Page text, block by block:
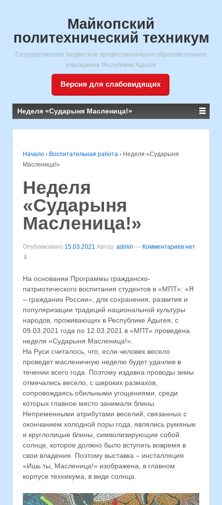
Майкопский
политехнический техникум
Государственное бюджетное профессиональное образовательное
учреждение Республики Адыгея
Версия для слабовидящих
Неделя «Сударыня Масленица!»
Начало › Воспитательная работа › Неделя «Сударыня
Масленица!»
Неделя
«Сударыня
Масленица!»
Опубликовано 15.03.2021 Автор: admin — Комментариев нет
⇩
На основании Программы гражданско-
патриотического воспитания студентов в «МПТ»: «Я
– гражданин России», для сохранения, развития и
популяризации традиций национальной культуры
народов, проживающих в Республике Адыгея, с
09.03.2021 года по 12.03.2021 в «МПТ» проведена
неделя «Сударыня Масленица!».
На Руси считалось, что, если человек весело
проведет масленичную неделю будет удачлив в
течении всего года. Поэтому издавна проводы зимы
отмечались весело, с широких размахов,
сопровождаясь обильными угощениями, среди
которых главное место занимали блины.
Непременными атрибутами веселий, связанных с
окончанием холодной поры года, являлись румяные
и круглолицые блины, символизирующие собой
солнце, которое должно было вступить вовремя в
свои владения. Поэтому выставка – инсталляция
«Ишь ты, Масленица!» изображена, в главном
корпусе техникума, в виде солнца.